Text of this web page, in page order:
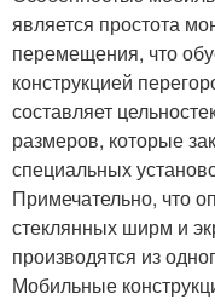
является простота
перемещения, что
конструкцией
составляет
размеров, которые
специальных
Примечательно, что
стеклянных ширм и
производятся из
Мобильные